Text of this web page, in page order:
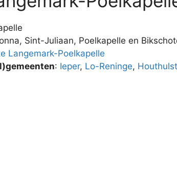
Sint-Juliaan, Poelkapelle en
Langemark-Poelkapelle
: Ieper, Lo-Reninge, Houthulst